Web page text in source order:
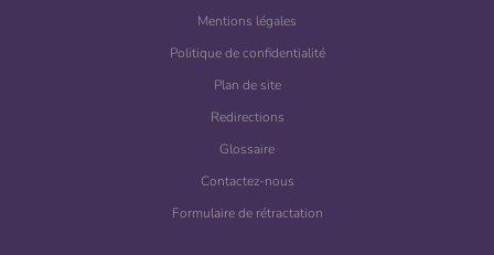
Mentions légales
Politique de confidentialité
Plan de site
Redirections
Glossaire
Contactez-nous
Formulaire de rétractation